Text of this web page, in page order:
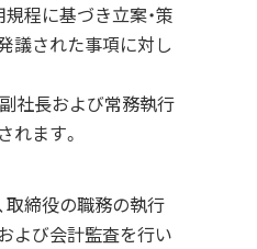
程に基づき立案・策
議された事項に対し
社長および常務執行
れます。
取締役の職務の執行
よび会計監査を行い